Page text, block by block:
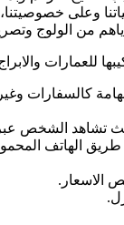
وعلى
اياهم من الولوج
للعمارات
كالسفارات
تشاهد الشخص
الهاتف
الاسعار.